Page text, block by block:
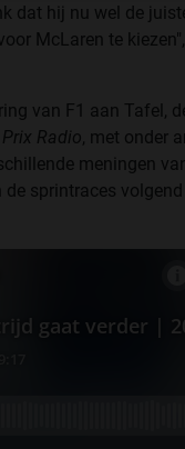
dat hij nu wel de
McLaren te
van F1 aan Tafel,
Radio , met onder
meningen
sprintraces